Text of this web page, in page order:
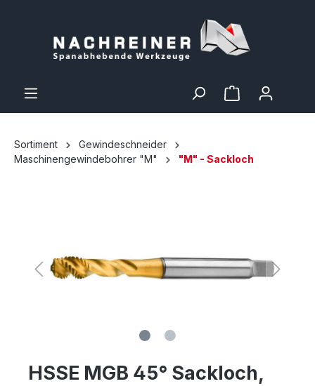
Sortiment
Gewindeschneider
Maschinengewindebohrer "M"
"M" - Sackloch
HSSE MGB 45° Sackloch,